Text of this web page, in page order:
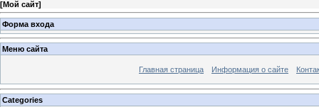
[Мой сайт]
Форма входа
Меню сайта
Главная страница Информация о сайте
Categories